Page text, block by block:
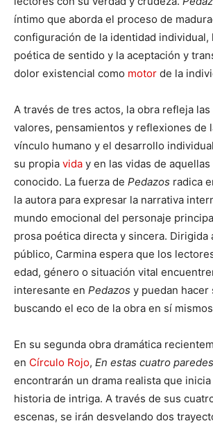
íntimo que aborda el proceso de
configuración de la identidad individual,
poética de sentido y la aceptación y
dolor existencial como motor de la
A través de tres actos, la obra refleja
valores, pensamientos y reflexiones de
vínculo humano y el desarrollo
su propia vida y en las vidas de
conocido. La fuerza de Pedazos radica
la autora para expresar la narrativa
mundo emocional del personaje
prosa poética directa y sincera. Dirigida
público, Carmina espera que los
edad, género o situación vital
interesante en Pedazos y puedan hacer
buscando el eco de la obra en sí
En su segunda obra dramática
en Círculo Rojo, En estas cuatro paredes
encontrarán un drama realista que
historia de intriga. A través de sus
escenas, se irán desvelando dos